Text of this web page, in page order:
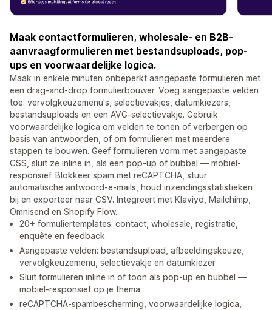
Maak contactformulieren, wholesale- en B2B-
aanvraagformulieren met bestandsuploads, pop-
ups en voorwaardelijke logica.
Maak in enkele minuten onbeperkt aangepaste formulieren met
een drag-and-drop formulierbouwer. Voeg aangepaste velden
toe: vervolgkeuzemenu's, selectievakjes, datumkiezers,
bestandsuploads en een AVG-selectievakje. Gebruik
voorwaardelijke logica om velden te tonen of verbergen op
basis van antwoorden, of om formulieren met meerdere
stappen te bouwen. Geef formulieren vorm met aangepaste
CSS, sluit ze inline in, als een pop-up of bubbel — mobiel-
responsief. Blokkeer spam met reCAPTCHA, stuur
automatische antwoord-e-mails, houd inzendingsstatistieken
bij en exporteer naar CSV. Integreert met Klaviyo, Mailchimp,
Omnisend en Shopify Flow.
20+ formuliertemplates: contact, wholesale, registratie,
enquête en feedback
Aangepaste velden: bestandsupload, afbeeldingskeuze,
vervolgkeuzemenu, selectievakje en datumkiezer
Sluit formulieren inline in of toon als pop-up en bubbel —
mobiel-responsief op je thema
reCAPTCHA-spambescherming, voorwaardelijke logica,